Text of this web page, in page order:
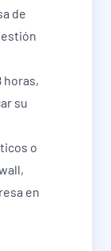
de
horas,
su
o
en